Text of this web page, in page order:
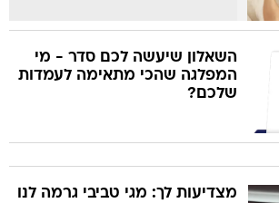
השאלון שיעשה לכם סדר - מי
המפלגה שהכי מתאימה לעמדות
שלכם?
מצדיעות לך: מגי טביבי גרמה לנו